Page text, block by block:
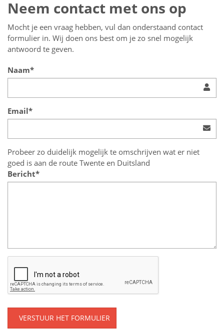
Neem contact met ons op
Mocht je een vraag hebben, vul dan onderstaand contact
formulier in. Wij doen ons best om je zo snel mogelijk
antwoord te geven.
Naam*
Email*
Probeer zo duidelijk mogelijk te omschrijven wat er niet
goed is aan de route Twente en Duitsland
Bericht*
VERSTUUR HET FORMULIER